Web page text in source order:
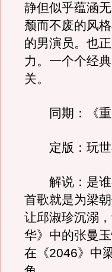
静但似乎蕴涵
颓而不废的风
的男演员。也
力。一个个经
关。
同期：《重
定版：玩世
解说：是谁
首歌就是为梁
让邱淑珍沉溺
华》中的张曼
在《2046》中